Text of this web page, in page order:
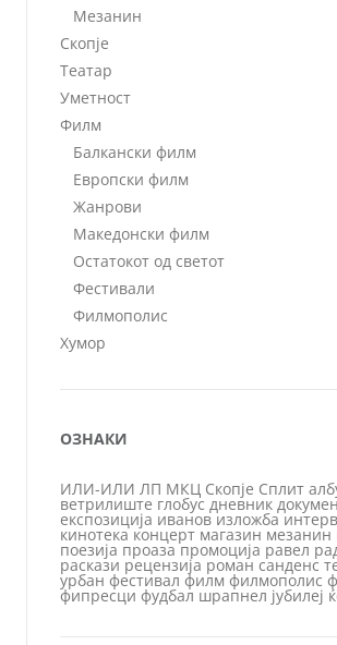
Мезанин
Скопје
Театар
Уметност
Филм
Балкански филм
Европски филм
Жанрови
Македонски филм
Остатокот од светот
Фестивали
Филмополис
Хумор
ОЗНАКИ
ИЛИ-ИЛИ ЛП МКЦ Скопје Сплит
ветрилиште глобус дневник
експозиција иванов изложба
кинотека концерт магазин мезанин
поезија проаза промоција равел
раскази рецензија роман санденс
урбан фестивал филм филмополис
фипресци фудбал шрапнел јубилеј